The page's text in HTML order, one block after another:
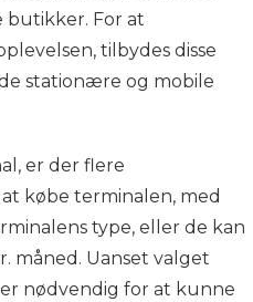
butikker. For at
tilbydes disse
stationære og mobile
er der flere
købe terminalen, med
type, eller de kan
måned. Uanset valget
nødvendig for at kunne